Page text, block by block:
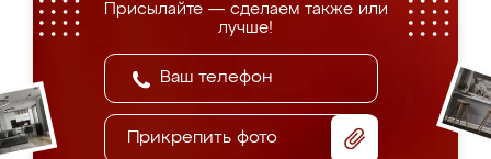
Присылайте — сделаем также или
лучше!
Прикрепить фото